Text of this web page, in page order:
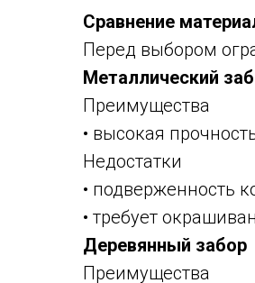
Сравнение
Перед выбором
Металлический
Преимущества
• высокая
Недостатки
• подверженность
• требует
Деревянный забор
Преимущества